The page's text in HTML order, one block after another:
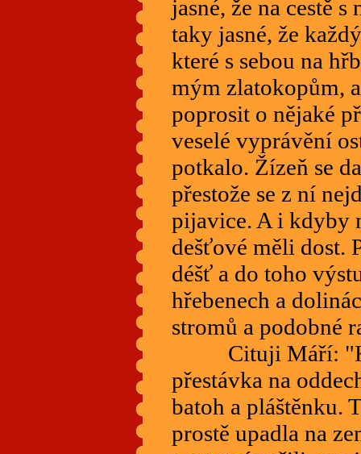
jasné, že na cestě
taky jasné, že
které s sebou na
mým zlatokopům,
poprosit o nějaké
veselé vyprávění
potkalo. Žízeň se
přestože se z ní
pijavice. A i kdyby
dešťové měli dost.
déšť a do toho
hřebenech a
stromů a podobné
Cituji Máří:
přestávka na
batoh a pláštěnku.
prostě upadla na